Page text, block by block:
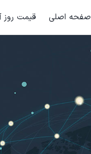
صفحه اصلی قیمت روز